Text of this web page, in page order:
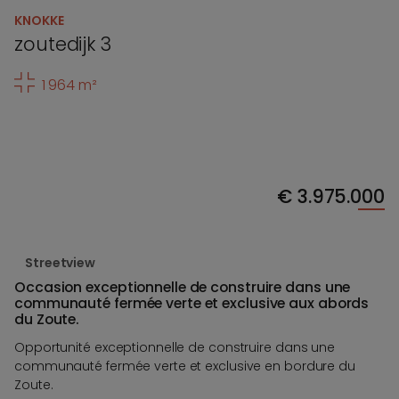
KNOKKE
zoutedijk 3
1 964 m²
€3.975.000
Streetview
Occasion exceptionnelle de construire dans une
communauté fermée verte et exclusive aux abords
du Zoute.
Opportunité exceptionnelle de construire dans une
communauté fermée verte et exclusive en bordure du
Zoute.